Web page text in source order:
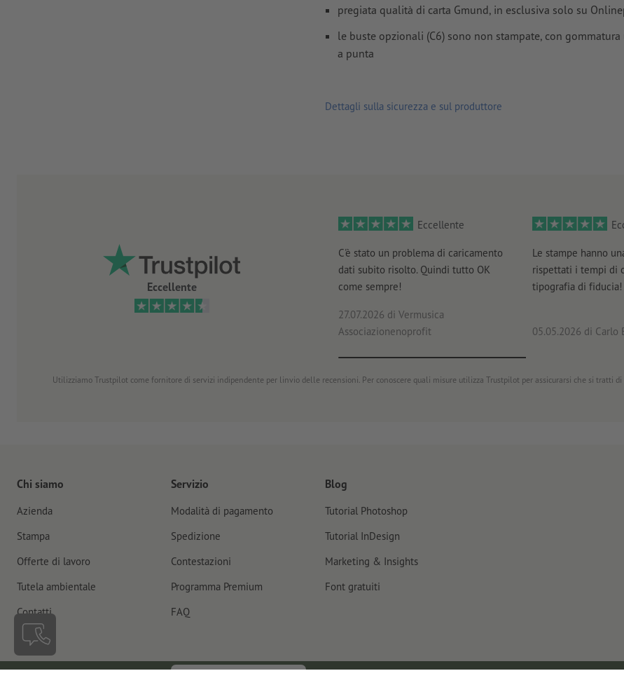
pregiata qualità di carta Gmund, in esclusiva solo su
le buste opzionali (C6) sono non stampate, con
a punta
Dettagli sulla sicurezza e sul produttore
Eccellente
Eccellente
C'è stato un problema di caricamento
dati subito risolto. Quindi tutto OK
come sempre!
27.07.2026 di Vermusica
Associazionenoprofit
Le stampe hanno
rispettati i tempi di
tipografia di fiducia!
05.05.2026 di Carlo
Utilizziamo Trustpilot come fornitore di servizi indipendente per linvio delle recensioni. Per conoscere quali misure utilizza Trustpilot per assicurarsi che si tratti
Chi siamo
Azienda
Stampa
Offerte di lavoro
Tutela ambientale
Contatti
Servizio
Modalità di pagamento
Spedizione
Contestazioni
Programma Premium
FAQ
Blog
Tutorial Photoshop
Tutorial InDesign
Marketing & Insights
Font gratuiti